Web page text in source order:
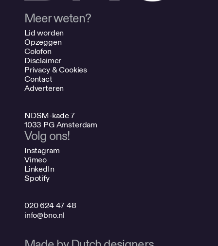
Meer weten?
Lid worden
Opzeggen
Colofon
Disclaimer
Privacy & Cookies
Contact
Adverteren
NDSM-kade 7
1033 PG Amsterdam
Volg ons!
Instagram
Vimeo
LinkedIn
Spotify
020 624 47 48
info@bno.nl